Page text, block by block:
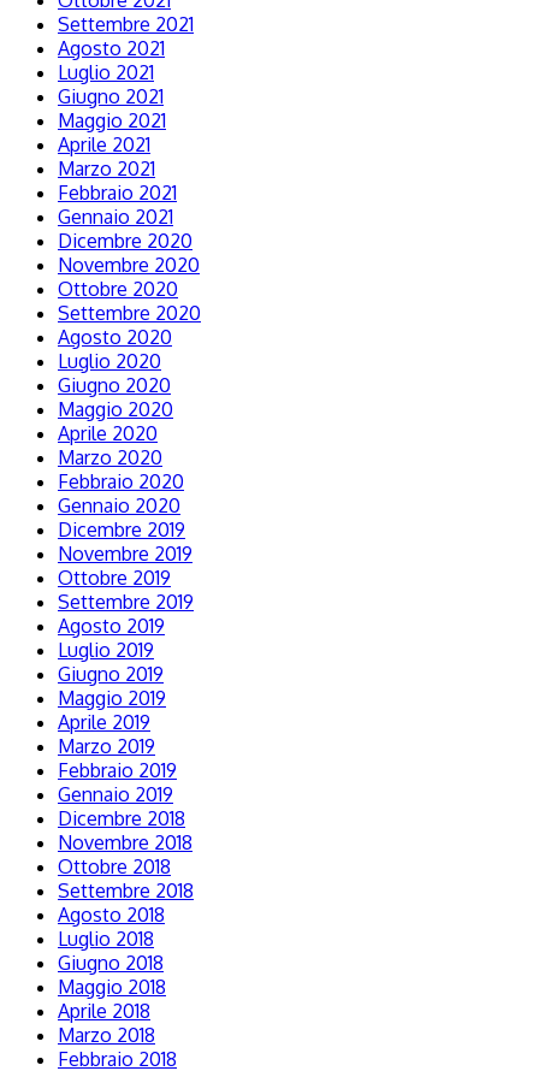
Settembre 2021
Agosto 2021
Luglio 2021
Giugno 2021
Maggio 2021
Aprile 2021
Marzo 2021
Febbraio 2021
Gennaio 2021
Dicembre 2020
Novembre 2020
Ottobre 2020
Settembre 2020
Agosto 2020
Luglio 2020
Giugno 2020
Maggio 2020
Aprile 2020
Marzo 2020
Febbraio 2020
Gennaio 2020
Dicembre 2019
Novembre 2019
Ottobre 2019
Settembre 2019
Agosto 2019
Luglio 2019
Giugno 2019
Maggio 2019
Aprile 2019
Marzo 2019
Febbraio 2019
Gennaio 2019
Dicembre 2018
Novembre 2018
Ottobre 2018
Settembre 2018
Agosto 2018
Luglio 2018
Giugno 2018
Maggio 2018
Aprile 2018
Marzo 2018
Febbraio 2018